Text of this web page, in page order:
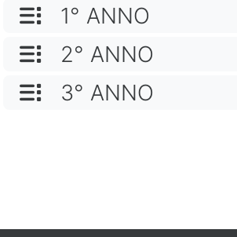
NOME CATEGORIA
1° ANNO
NOME CATEGORIA
2° ANNO
NOME CATEGORIA
3° ANNO